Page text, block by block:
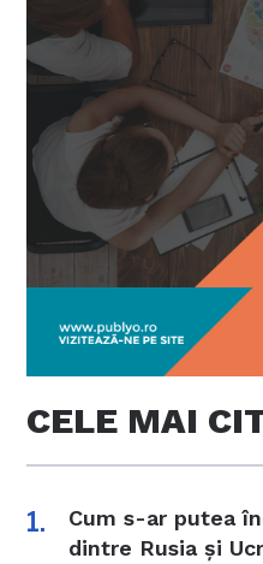
CELE MAI
Cum s-ar putea
dintre Rusia și